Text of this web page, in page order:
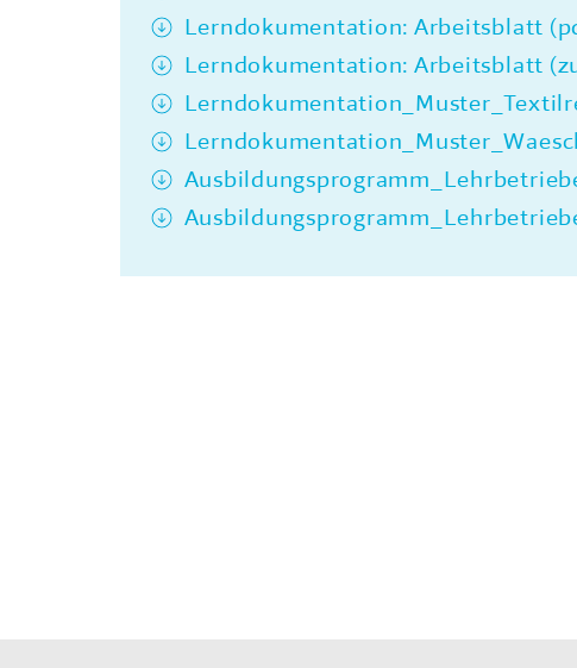
Lerndokumentation: Arbeitsblatt
Lerndokumentation: Arbeitsblatt